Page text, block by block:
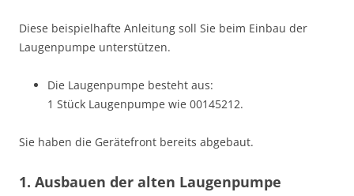
Diese beispielhafte Anleitung soll Sie beim Einbau der
Laugenpumpe unterstützen.
Die Laugenpumpe besteht aus:
1 Stück Laugenpumpe wie 00145212.
Sie haben die Gerätefront bereits abgebaut.
1. Ausbauen der alten Laugenpumpe